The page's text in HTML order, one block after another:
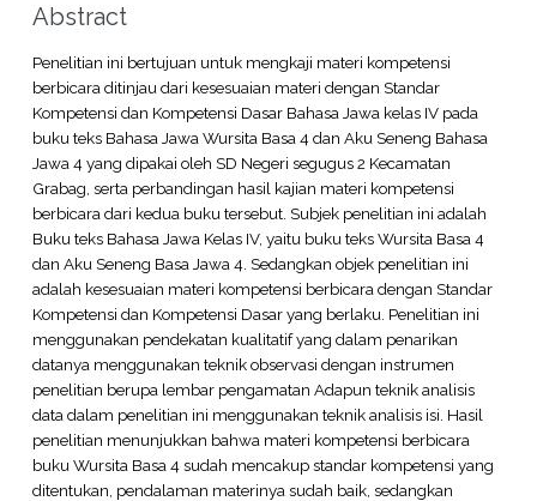
Abstract
Penelitian ini bertujuan untuk mengkaji materi kompetensi
berbicara ditinjau dari kesesuaian materi dengan Standar
Kompetensi dan Kompetensi Dasar Bahasa Jawa kelas IV pada
buku teks Bahasa Jawa Wursita Basa 4 dan Aku Seneng Bahasa
Jawa 4 yang dipakai oleh SD Negeri segugus 2 Kecamatan
Grabag, serta perbandingan hasil kajian materi kompetensi
berbicara dari kedua buku tersebut. Subjek penelitian ini adalah
Buku teks Bahasa Jawa Kelas IV, yaitu buku teks Wursita Basa 4
dan Aku Seneng Basa Jawa 4. Sedangkan objek penelitian ini
adalah kesesuaian materi kompetensi berbicara dengan Standar
Kompetensi dan Kompetensi Dasar yang berlaku. Penelitian ini
menggunakan pendekatan kualitatif yang dalam penarikan
datanya menggunakan teknik observasi dengan instrumen
penelitian berupa lembar pengamatan Adapun teknik analisis
data dalam penelitian ini menggunakan teknik analisis isi. Hasil
penelitian menunjukkan bahwa materi kompetensi berbicara
buku Wursita Basa 4 sudah mencakup standar kompetensi yang
ditentukan, pendalaman materinya sudah baik, sedangkan